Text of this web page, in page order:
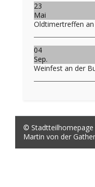
23
Mai
Oldtimertreffen
04
Sep.
Weinfest an der
© Stadtteilhomepage
Martin von der